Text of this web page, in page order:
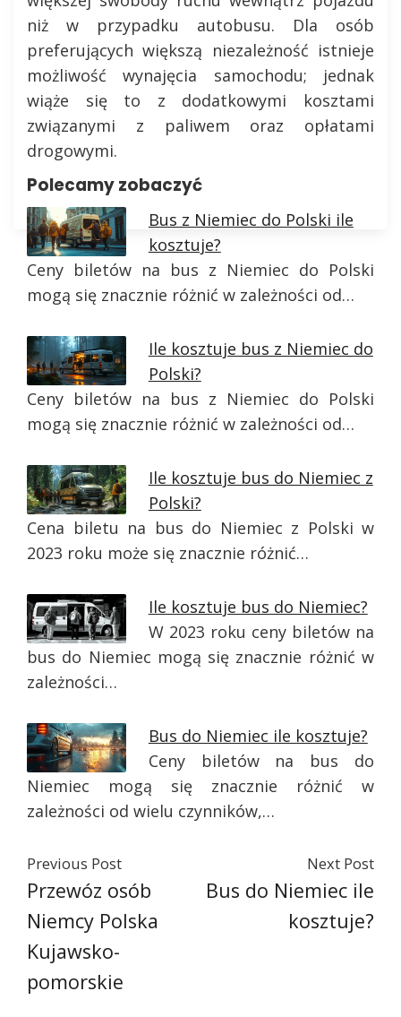
niż w przypadku autobusu. Dla osób
preferujących większą niezależność istnieje
możliwość wynajęcia samochodu; jednak
wiąże się to z dodatkowymi kosztami
związanymi z paliwem oraz opłatami
drogowymi.
Polecamy zobaczyć
Bus z Niemiec do Polski ile
kosztuje?
Ceny biletów na bus z Niemiec do Polski
mogą się znacznie różnić w zależności od…
Ile kosztuje bus z Niemiec do
Polski?
Ceny biletów na bus z Niemiec do Polski
mogą się znacznie różnić w zależności od…
Ile kosztuje bus do Niemiec z
Polski?
Cena biletu na bus do Niemiec z Polski w
2023 roku może się znacznie różnić…
Ile kosztuje bus do Niemiec?
W 2023 roku ceny biletów na
bus do Niemiec mogą się znacznie różnić w
zależności…
Bus do Niemiec ile kosztuje?
Ceny biletów na bus do
Niemiec mogą się znacznie różnić w
zależności od wielu czynników,…
Previous Post
Przewóz osób
Niemcy Polska
Kujawsko-
pomorskie
Next Post
Bus do Niemiec ile
kosztuje?